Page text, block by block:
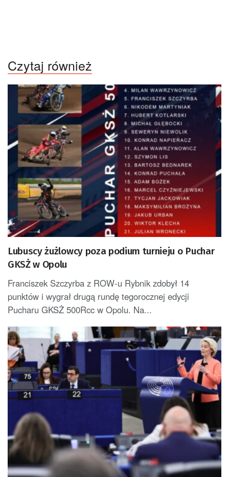
Czytaj również
Lubuscy żużlowcy poza podium turnieju o Puchar
GKSŻ w Opolu
Franciszek Szczyrba z ROW-u Rybnik zdobył 14
punktów i wygrał drugą rundę tegorocznej edycji
Pucharu GKSŻ 500Rcc w Opolu. Na...